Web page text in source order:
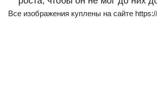
Все изображения куплены на сайте